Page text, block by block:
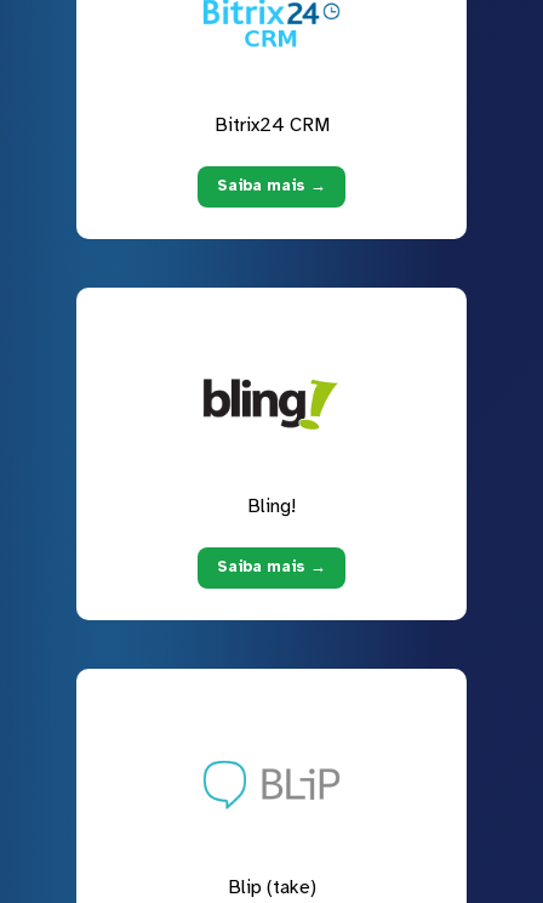
Bitrix24 CRM
Saiba mais →
Bling!
Saiba mais →
Blip (take)